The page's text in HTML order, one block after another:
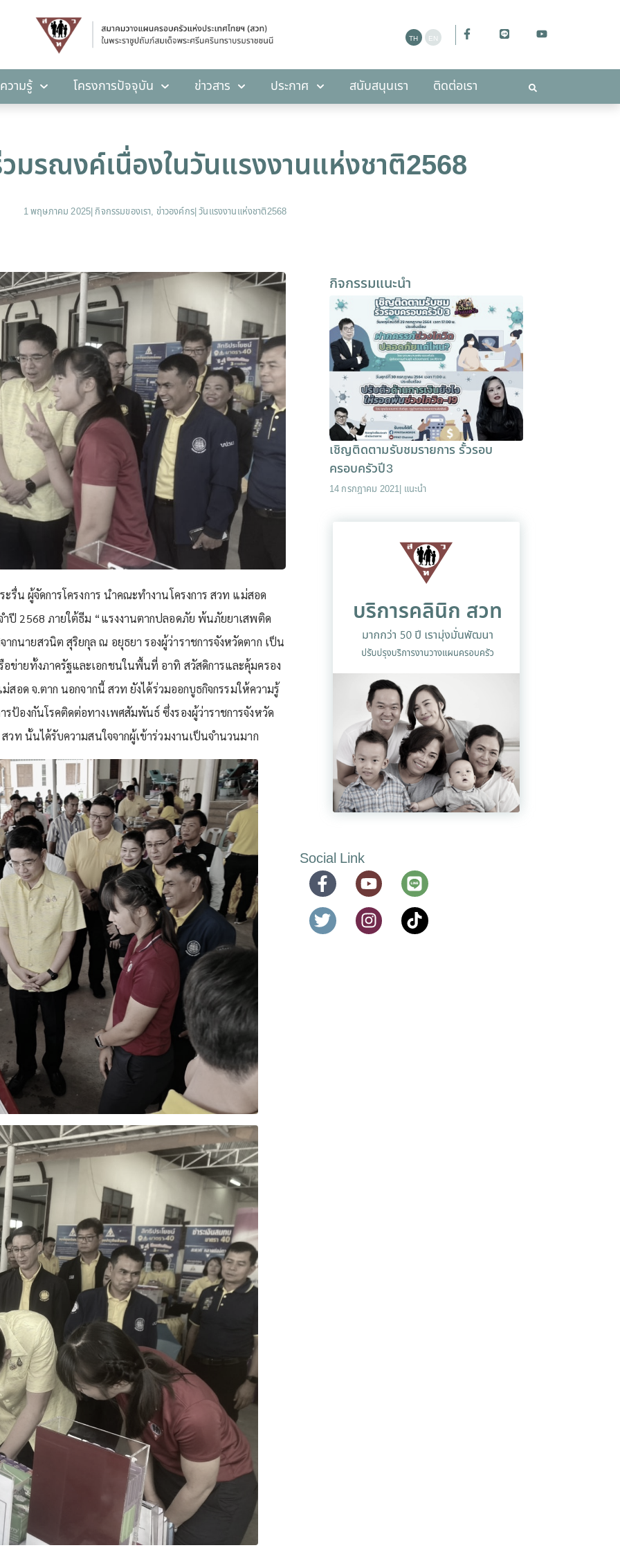
วามรู้ โครงการปัจจุบัน ข่าวสาร ประกาศ สนับสนุนเรา ติดต่อเรา
คลังความรู้ โครงการปัจจุบัน สนับสนุนเรา
มรณงค์เนื่องในวันแรงงานแห่งชาติ2568
1 พฤษภาคม 2025| กิจกรรมของเรา, ข่าวองค์กร|วันแรงงานแห่งชาติ2568
น ผู้จัดการโครงการ นำคณะทำงานโครงการ สวท แม่สอด
ปี 2568 ภายใต้ธีม “แรงงานตากปลอดภัย พ้นภัยยาเสพติด
นายสวนิต สุริยกุล ณ อยุธยา รองผู้ว่าราชการจังหวัดตาก เป็น
ข่ายทั้งภาครัฐและเอกชนในพื้นที่ อาทิ สวัสดิการและคุ้มครอง
อด จ.ตาก นอกจากนี้ สวท ยังได้ร่วมออกบูธกิจกรรมให้ความรู้
ป้องกันโรคติดต่อทางเพศสัมพันธ์ ซึ่งรองผู้ว่าราชการจังหวัด
วท นั้นได้รับความสนใจจากผู้เข้าร่วมงานเป็นจำนวนมาก
กิจกรรมแนะนำ
เชิญติดตามรับชมรายการ รั้วรอบ
ครอบครัวปี3
14 กรกฎาคม 2021| แนะนำ
Social Link